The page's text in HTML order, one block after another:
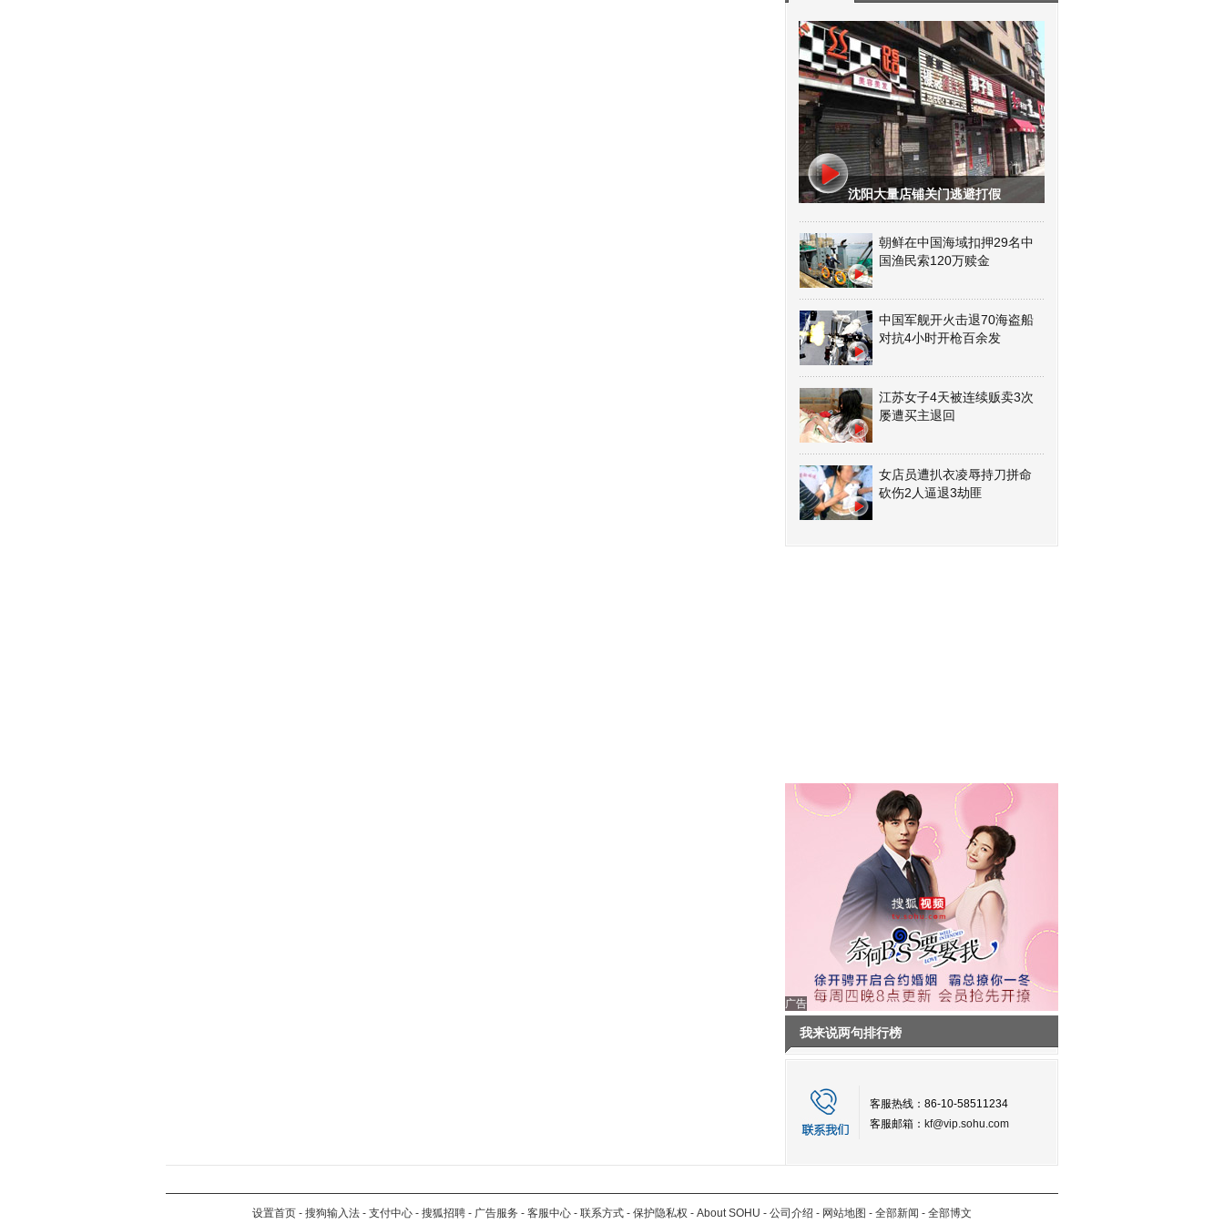
沈阳大量店铺关门逃避打假
朝鲜在中国海域扣押29名中
国渔民索120万赎金
中国军舰开火击退70海盗船
对抗4小时开枪百余发
江苏女子4天被连续贩卖3次
屡遭买主退回
女店员遭扒衣凌辱持刀拼命
砍伤2人逼退3劫匪
广告
我来说两句排行榜
客服热线：86-10-58511234
客服邮箱： kf@vip.sohu.com
设置首页 - 搜狗输入法 - 支付中心 - 搜狐招聘 - 广告服务 - 客服中心 - 联系方式 - 保护隐私权 - About SOHU - 公司介绍 - 网站地图 - 全部新闻 - 全部博文